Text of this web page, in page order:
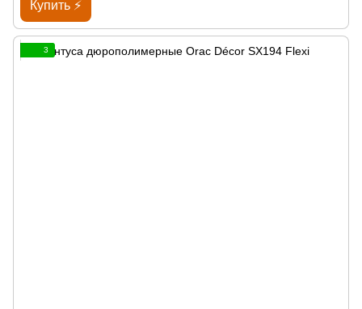
Купить ⚡
3